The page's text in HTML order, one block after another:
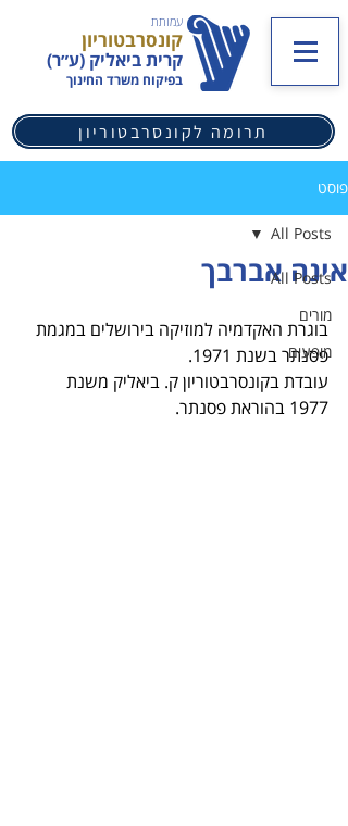
עמותת
קונסרבטוריון
קרית ביאליק (ע״ר)
בפיקוח משרד החינוך
תרומה לקונסרבטוריון
פוסט
All Posts
מורים
מופעים
All Posts
אינה אברבך
בוגרת האקדמיה למוזיקה בירושלים במגמת
פסנתר בשנת 1971.
עובדת בקונסרבטוריון ק. ביאליק משנת
1977 בהוראת פסנתר.